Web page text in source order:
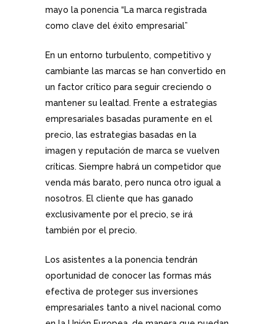
mayo la ponencia “La marca registrada
como clave del éxito empresarial”
En un entorno turbulento, competitivo y
cambiante las marcas se han convertido en
un factor crítico para seguir creciendo o
mantener su lealtad. Frente a estrategias
empresariales basadas puramente en el
precio, las estrategias basadas en la
imagen y reputación de marca se vuelven
críticas. Siempre habrá un competidor que
venda más barato, pero nunca otro igual a
nosotros. El cliente que has ganado
exclusivamente por el precio, se irá
también por el precio.
Los asistentes a la ponencia tendrán
oportunidad de conocer las formas más
efectiva de proteger sus inversiones
empresariales tanto a nivel nacional como